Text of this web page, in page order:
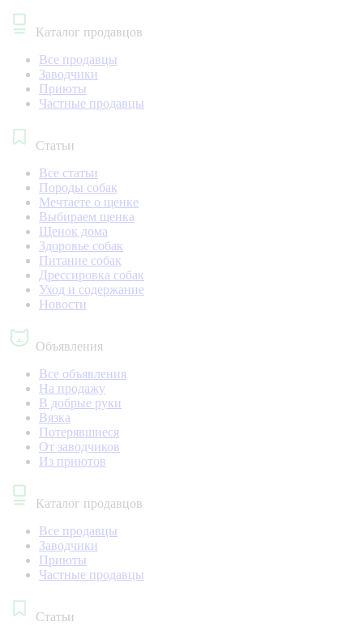
Каталог продавцов
Все продавцы
Заводчики
Приюты
Частные продавцы
Статьи
Все статьи
Породы собак
Мечтаете о щенке
Выбираем щенка
Щенок дома
Здоровье собак
Питание собак
Дрессировка собак
Уход и содержание
Новости
Объявления
Все объявления
На продажу
В добрые руки
Вязка
Потерявшиеся
От заводчиков
Из приютов
Каталог продавцов
Все продавцы
Заводчики
Приюты
Частные продавцы
Статьи